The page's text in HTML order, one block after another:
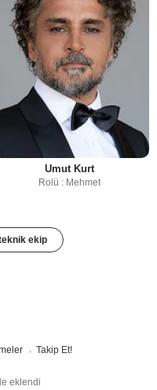
Umut Kurt
Rolü : Mehmet
ekip
Takip Et!
eklendi